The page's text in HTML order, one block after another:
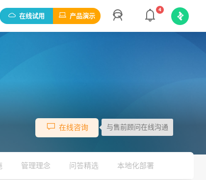
在线试用 产品演示
4
在线咨询 与售前顾问在线沟通
管理理念 问答精选 本地化部署